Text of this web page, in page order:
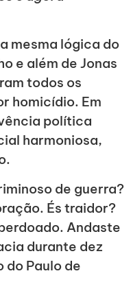
mesma lógica do
e além de Jonas
todos os
homicídio. Em
política
harmoniosa,
de guerra?
És traidor?
Andaste
durante dez
do Paulo de